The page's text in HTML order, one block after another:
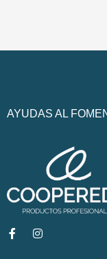
AYUDAS AL